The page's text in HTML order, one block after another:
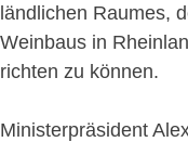
ländlichen Raumes,
Weinbaus in
richten zu können.
Ministerpräsident